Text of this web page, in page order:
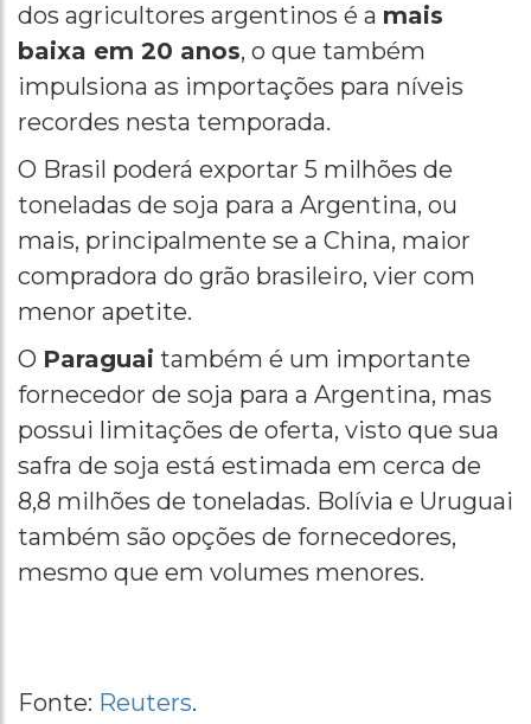
dos agricultores argentinos é a mais
baixa em 20 anos, o que também
impulsiona as importações para níveis
recordes nesta temporada.
O Brasil poderá exportar 5 milhões de
toneladas de soja para a Argentina, ou
mais, principalmente se a China, maior
compradora do grão brasileiro, vier com
menor apetite.
O Paraguai também é um importante
fornecedor de soja para a Argentina, mas
possui limitações de oferta, visto que sua
safra de soja está estimada em cerca de
8,8 milhões de toneladas. Bolívia e Uruguai
também são opções de fornecedores,
mesmo que em volumes menores.
Fonte: Reuters.